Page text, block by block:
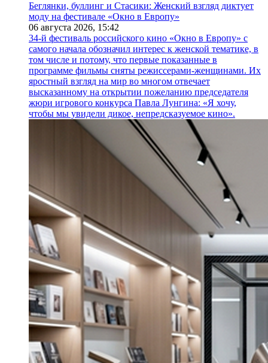
Беглянки, буллинг и Стасики: Женский взгляд диктует
моду на фестивале «Окно в Европу»
06 августа 2026, 15:42
34-й фестиваль российского кино «Окно в Европу» с
самого начала обозначил интерес к женской тематике, в
том числе и потому, что первые показанные в
программе фильмы сняты режиссерами-женщинами. Их
яростный взгляд на мир во многом отвечает
высказанному на открытии пожеланию председателя
жюри игрового конкурса Павла Лунгина: «Я хочу,
чтобы мы увидели дикое, непредсказуемое кино».